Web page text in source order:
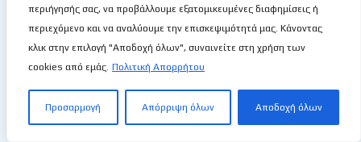
περιήγησής σας, να προβάλλουμε εξατομικευμένες διαφημίσεις ή
περιεχόμενο και να αναλύουμε την επισκεψιμότητά μας. Κάνοντας
κλικ στην επιλογή "Αποδοχή όλων", συναινείτε στη χρήση των
cookies από εμάς. Πολιτική Απορρήτου
Προσαρμογή Απόρριψη όλων Αποδοχή όλων
ΚΡΙΤΈΣ
ΣΤΑΤΙΣΤΙΚΉ ΥΠΗΡΕΣΊΑ
ΧΡΟΝΟΓΡΆΦΗΜΑ